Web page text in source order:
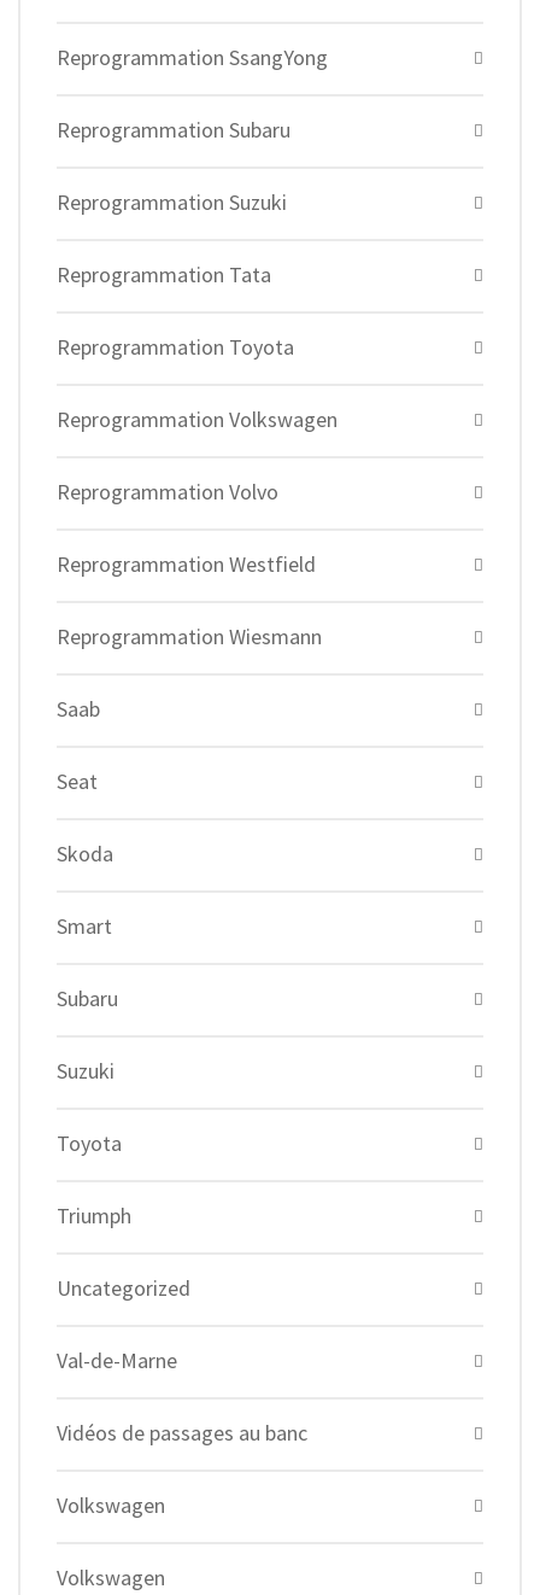
Reprogrammation SsangYong
Reprogrammation Subaru
Reprogrammation Suzuki
Reprogrammation Tata
Reprogrammation Toyota
Reprogrammation Volkswagen
Reprogrammation Volvo
Reprogrammation Westfield
Reprogrammation Wiesmann
Saab
Seat
Skoda
Smart
Subaru
Suzuki
Toyota
Triumph
Uncategorized
Val-de-Marne
Vidéos de passages au banc
Volkswagen
Volkswagen